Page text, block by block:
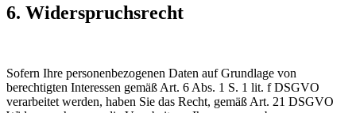
6. Widerspruchsrecht
Sofern Ihre personenbezogenen Daten auf Grundlage von
berechtigten Interessen gemäß Art. 6 Abs. 1 S. 1 lit. f DSGVO
verarbeitet werden, haben Sie das Recht, gemäß Art. 21 DSGVO